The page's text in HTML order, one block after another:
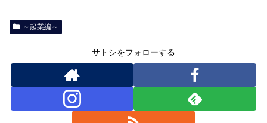
～起業編～
サトシをフォローする